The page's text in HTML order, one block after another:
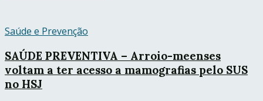
Saúde e Prevenção
SAÚDE PREVENTIVA – Arroio-meenses
voltam a ter acesso a mamografias pelo SUS
no HSJ